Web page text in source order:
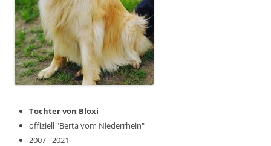
Tochter von Bloxi
offiziell "Berta vom Niederrhein"
2007 - 2021